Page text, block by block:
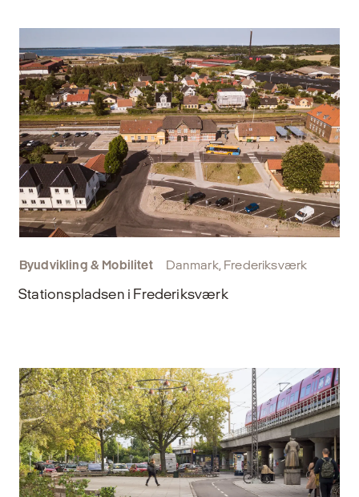
Byudvikling & Mobilitet Danmark, Frederiksværk
Stationspladsen i Frederiksværk